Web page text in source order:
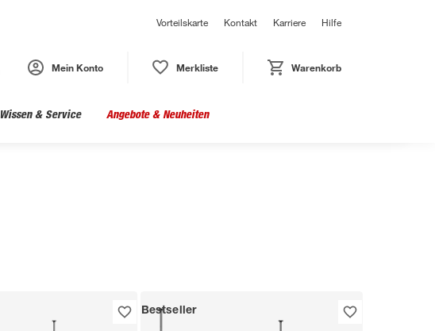
Vorteilskarte Kontakt Karriere Hilfe
Mein Konto Merkliste Warenkorb
Wissen & Service Angebote & Neuheiten
Bestseller